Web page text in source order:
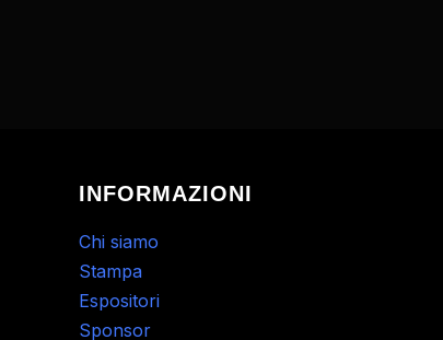
INFORMAZIONI
Chi siamo
Stampa
Espositori
Sponsor